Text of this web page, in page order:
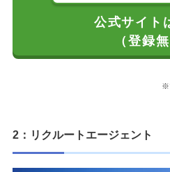
公式サイト
（登録
※
2：リクルートエージェント